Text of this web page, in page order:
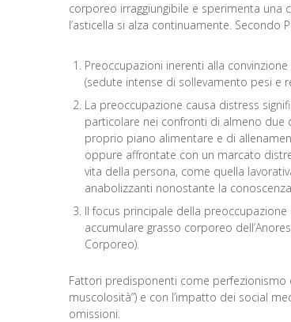
corporeo irraggiungibile e sperimenta
l’asticella si alza continuamente. Secondo
Preoccupazioni inerenti alla
(sedute intense di sollevamento pesi e
La preoccupazione causa distress
particolare nei confronti di almeno due
proprio piano alimentare e di
oppure affrontate con un marcato
vita della persona, come quella
anabolizzanti nonostante la
Il focus principale della
accumulare grasso corporeo
Corporeo).
Fattori predisponenti come perfezionismo
muscolosità”) e con l’impatto dei social
omissioni.